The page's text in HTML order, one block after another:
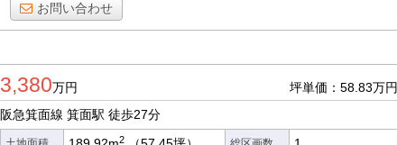
お問い合わせ
3,380万円
坪単価：58.83万円
阪急箕面線 箕面駅 徒歩27分
2